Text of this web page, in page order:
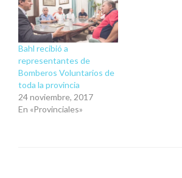
Bahl recibió a
representantes de
Bomberos Voluntarios de
toda la provincia
24 noviembre, 2017
En «Provinciales»